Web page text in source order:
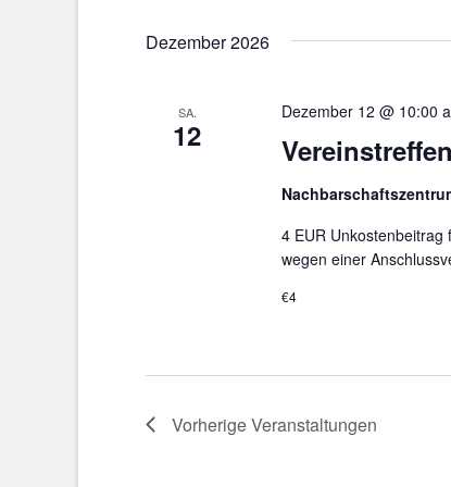
Dezember 2026
SA.
12
Dezember 12 @ 10:00
4 EUR Unkostenbeitrag
wegen einer
€4
VorherigeVeranstaltungen